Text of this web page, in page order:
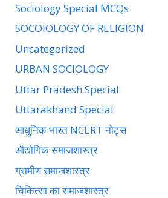
Sociology Special MCQs
SOCOIOLOGY OF RELIGION
Uncategorized
URBAN SOCIOLOGY
Uttar Pradesh Special
Uttarakhand Special
आधुनिक भारत NCERT नोट्स
औद्योगिक समाजशास्त्र
ग्रामीण समाजशास्त्र
चिकित्सा का समाजशास्त्र